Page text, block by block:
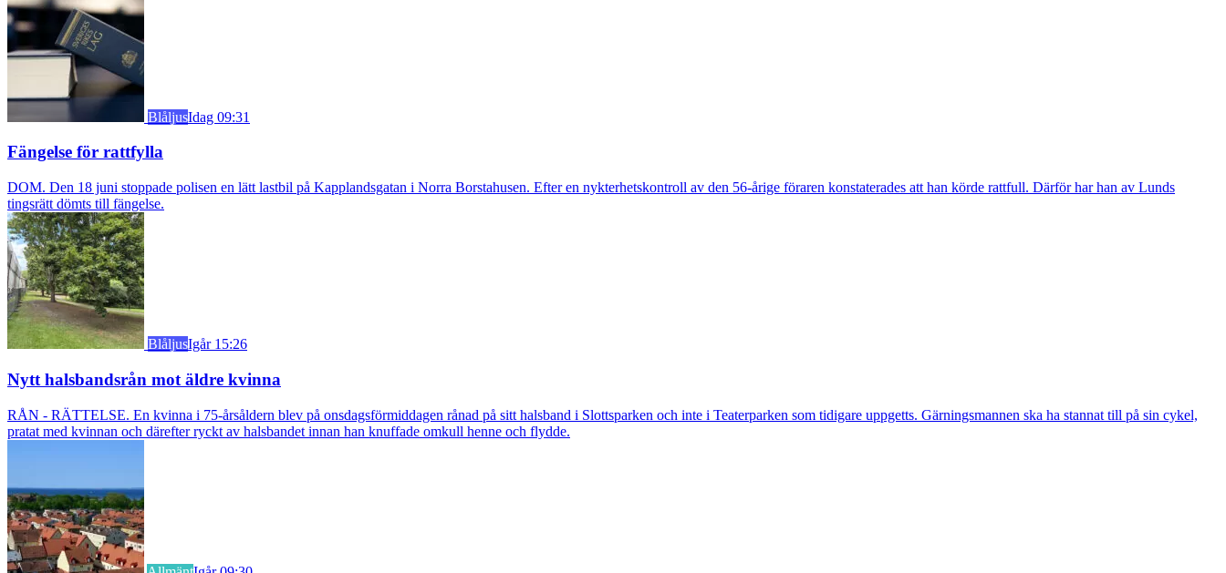
BlåljusIdag 09:31
Fängelse för rattfylla
DOM. Den 18 juni stoppade polisen en lätt lastbil på Kapplandsgatan i Norra Borstahusen. Efter en nykterhetskontroll av den 56-årige föraren konstaterades att han körde rattfull. Därför har han av Lunds
tingsrätt dömts till fängelse.
BlåljusIgår 15:26
Nytt halsbandsrån mot äldre kvinna
RÅN - RÄTTELSE. En kvinna i 75-årsåldern blev på onsdagsförmiddagen rånad på sitt halsband i Slottsparken och inte i Teaterparken som tidigare uppgetts. Gärningsmannen ska ha stannat till på sin cykel,
pratat med kvinnan och därefter ryckt av halsbandet innan han knuffade omkull henne och flydde.